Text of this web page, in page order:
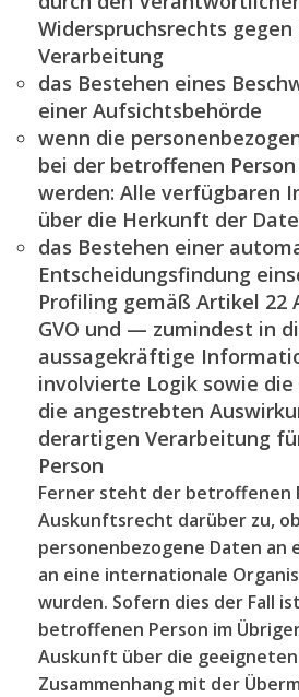
Widerspruchsrechts gegen
Verarbeitung
das Bestehen eines
einer Aufsichtsbehörde
wenn die
bei der betroffenen
werden: Alle verfügbaren
über die Herkunft der
das Bestehen einer
Entscheidungsfindung
Profiling gemäß Artikel 22
GVO und — zumindest in
aussagekräftige
involvierte Logik sowie
die angestrebten
derartigen Verarbeitung
Person
Ferner steht der betroffenen
Auskunftsrecht darüber zu, ob
personenbezogene Daten an
an eine internationale
wurden. Sofern dies der Fall
betroffenen Person im
Auskunft über die
Zusammenhang mit der